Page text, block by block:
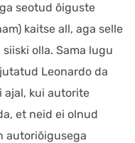
seotud õiguste
kaitse all, aga selle
olla. Sama lugu
Leonardo da
ajal, kui autorite
et neid ei olnud
autoriõigusega